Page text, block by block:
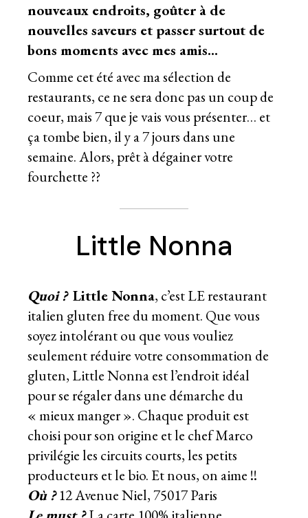
nouveaux endroits, goûter à de
nouvelles saveurs et passer surtout de
bons moments avec mes amis…
Comme cet été avecma sélection de
restaurants, ce ne sera donc pas un coup de
coeur, mais 7 que je vais vous présenter… et
ça tombe bien, il y a 7 jours dans une
semaine. Alors, prêt à dégainer votre
fourchette ??
Little Nonna
Quoi ? Little Nonna, c’est LE restaurant
italien gluten free du moment. Que vous
soyez intolérant ou que vous vouliez
seulement réduire votre consommation de
gluten, Little Nonna est l’endroit idéal
pour se régaler dans une démarche du
« mieux manger ». Chaque produit est
choisi pour son origine et le chef Marco
privilégie les circuits courts, les petits
producteurs et le bio. Et nous, on aime !!
Où ?12 Avenue Niel, 75017 Paris